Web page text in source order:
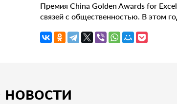
Премия China Golden Awards for
связей с общественностью. В этом